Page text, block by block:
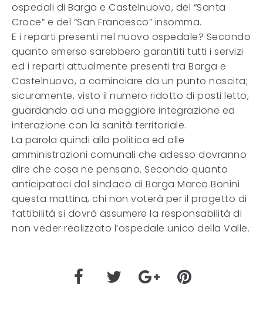
ospedali di Barga e Castelnuovo, del “Santa
Croce” e del “San Francesco” insomma.
E i reparti presenti nel nuovo ospedale? Secondo
quanto emerso sarebbero garantiti tutti i servizi
ed i reparti attualmente presenti tra Barga e
Castelnuovo, a cominciare da un punto nascita;
sicuramente, visto il numero ridotto di posti letto,
guardando ad una maggiore integrazione ed
interazione con la sanità territoriale.
La parola quindi alla politica ed alle
amministrazioni comunali che adesso dovranno
dire che cosa ne pensano. Secondo quanto
anticipatoci dal sindaco di Barga Marco Bonini
questa mattina, chi non voterà per il progetto di
fattibilità si dovrà assumere la responsabilità di
non veder realizzato l’ospedale unico della Valle.